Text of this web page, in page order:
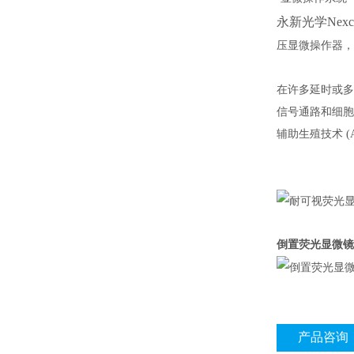
永新光学
压显微操作器
在许多延时或
信号通路和细
辅助生殖技术
倒置荧光显微
产品咨询